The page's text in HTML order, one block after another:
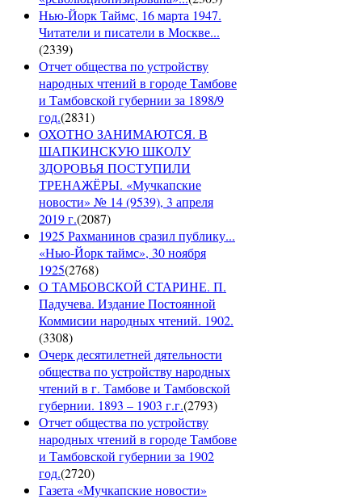
Нью-Йорк Таймс, 16 марта 1947.
Читатели и писатели в Москве...
(2339)
Отчет общества по устройству
народных чтений в городе Тамбове
и Тамбовской губернии за 1898/9
год.(2831)
ОХОТНО ЗАНИМАЮТСЯ. В
ШАПКИНСКУЮ ШКОЛУ
ЗДОРОВЬЯ ПОСТУПИЛИ
ТРЕНАЖЁРЫ. «Мучкапские
новости» № 14 (9539), 3 апреля
2019 г.(2087)
1925 Рахманинов сразил публику...
«Нью-Йорк таймс», 30 ноября
1925(2768)
О ТАМБОВСКОЙ СТАРИНЕ. П.
Падучева. Издание Постоянной
Коммисии народных чтений. 1902.
(3308)
Очерк десятилетней дятельности
общества по устройству народных
чтений в г. Тамбове и Тамбовской
губернии. 1893 – 1903 г.г.(2793)
Отчет общества по устройству
народных чтений в городе Тамбове
и Тамбовской губернии за 1902
год.(2720)
Газета «Мучкапские новости»